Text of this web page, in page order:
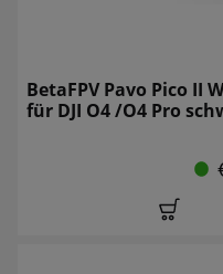
BetaFPV Pavo Pico II
für DJI O4 /O4 Pro